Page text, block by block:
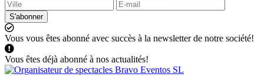
S'abonner
Vous vous êtes abonné avec succès à la newsletter de notre société!
Vous êtes déjà abonné à nos actualités!